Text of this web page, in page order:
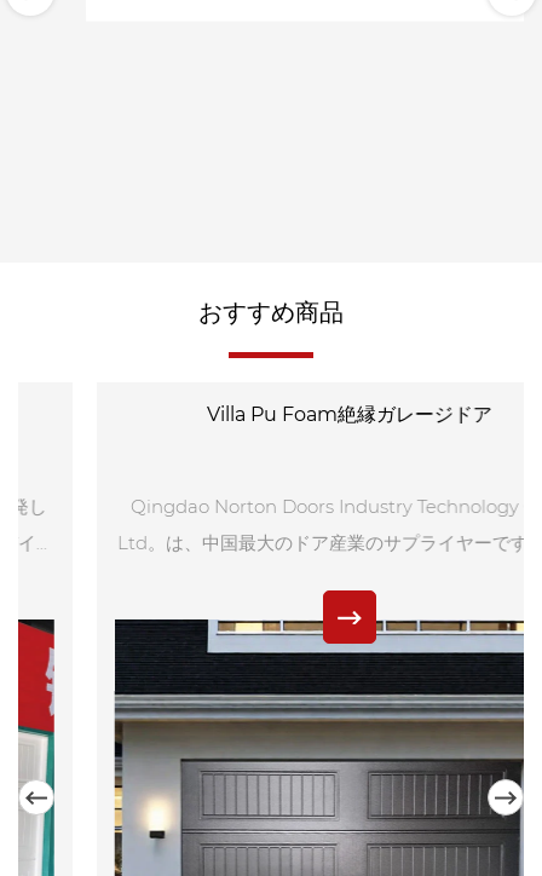
ルを特徴としています。ドアパネルが一定の高さに達する
おすすめ商品
Villa Pu Foam絶縁ガレージドア
Qingdao Norton Doors Industry Technology Co.、
Ltd。は、中国最大のドア産業のサプライヤーです。高度
縁ガレージドアを生産して、世界のクラスドア業界を作
成しています。